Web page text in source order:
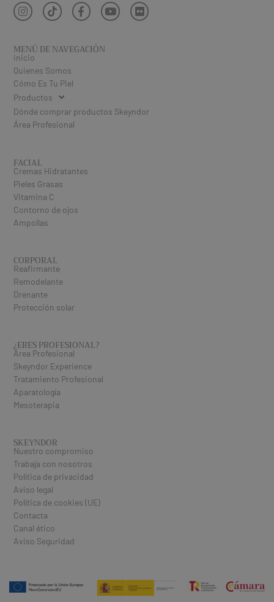
MENÚ DE NAVEGACIÓN
inicio
Quienes Somos
Cómo Es Tu Piel
Productos
Dónde comprar productos Skeyndor
Área Profesional
FACIAL
Cremas Hidratantes
Pieles Grasas
Vitamina C
Contorno de ojos
Ampollas
CORPORAL
Reafirmante
Remodelante
Drenante
Protección solar
¿ERES PROFESIONAL​?
Área Profesional
Skeyndor Experience
Tratamiento Profesional
Aparatología
Mesoterapia
SKEYNDOR
Nuestro compromiso
Trabaja con nosotros
Política de privacidad
Aviso legal
Política de cookies (UE)
Contacta
Canal ético
Aviso Seguridad